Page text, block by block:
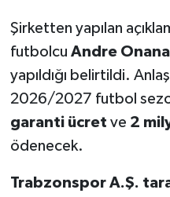
Şirketten yapılan
futbolcu Andre Onana
yapıldığı belirtildi.
2026/2027 futbol
garanti ücret ve 2
ödenecek.
Trabzonspor A.Ş.